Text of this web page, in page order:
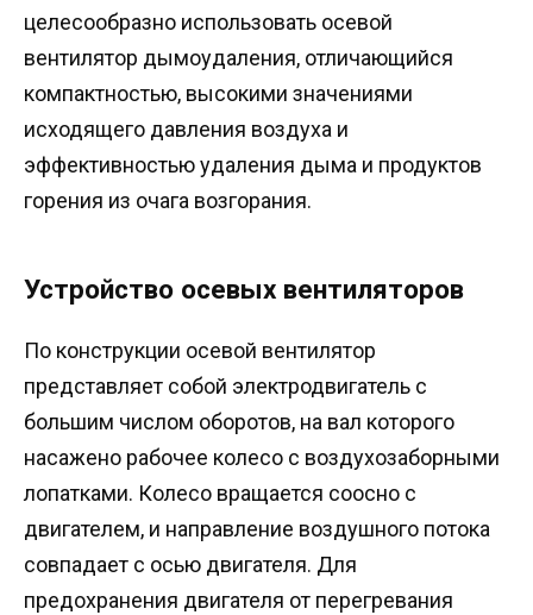
целесообразно использовать осевой
вентилятор дымоудаления, отличающийся
компактностью, высокими значениями
исходящего давления воздуха и
эффективностью удаления дыма и продуктов
горения из очага возгорания.
Устройство осевых вентиляторов
По конструкции осевой вентилятор
представляет собой электродвигатель с
большим числом оборотов, на вал которого
насажено рабочее колесо с воздухозаборными
лопатками. Колесо вращается соосно с
двигателем, и направление воздушного потока
совпадает с осью двигателя. Для
предохранения двигателя от перегревания